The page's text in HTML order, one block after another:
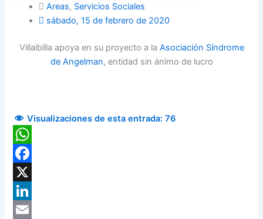
Areas, Servicios Sociales
sábado, 15 de febrero de 2020
Villalbilla apoya en su proyecto a la Asociación Síndrome
de Angelman, entidad sin ánimo de lucro
Visualizaciones de esta entrada: 76
WhatsApp
Facebook
X
LinkedIn